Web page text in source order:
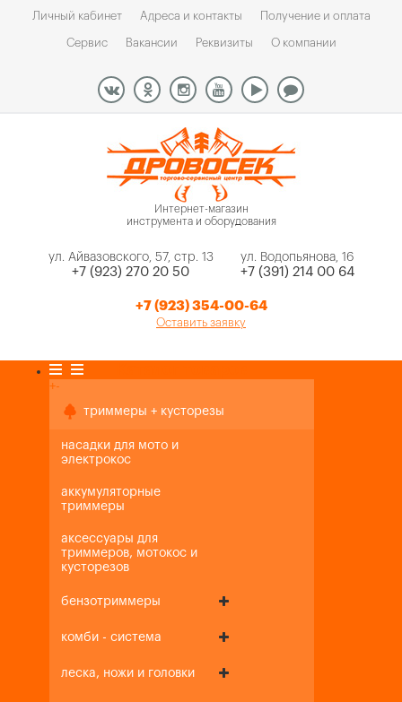
Личный кабинет Адреса и контакты Получение и оплата
Сервис Вакансии Реквизиты О компании
Интернет-магазин
инструмента и оборудования
ул. Айвазовского, 57, стр. 13
+7 (923) 270 20 50
ул. Водопьянова, 16
+7 (391) 214 00 64
+7 (923) 354-00-64
Оставить заявку
+-
триммеры + кусторезы
насадки для мото и
электрокос
аккумуляторные
триммеры
аксессуары для
триммеров, мотокос и
кусторезов
бензотриммеры
комби - система
леска, ножи и головки